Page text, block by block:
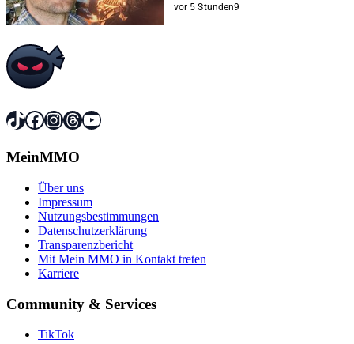
vor 5 Stunden9
TikTok
Facebook
Instagram
Threads
YouTube
MeinMMO
Über uns
Impressum
Nutzungsbestimmungen
Datenschutzerklärung
Transparenzbericht
Mit Mein MMO in Kontakt treten
Karriere
Community & Services
TikTok